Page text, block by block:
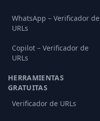
WhatsApp – Verificador de
URLs
Copilot – Verificador de
URLs
HERRAMIENTAS
GRATUITAS
Verificador de URLs